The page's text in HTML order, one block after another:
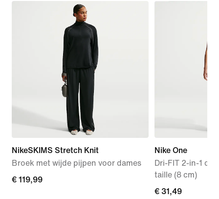
NikeSKIMS Stretch Knit
Broek met wijde pijpen voor dames
€ 119,99
€ 119,99
Nike One
Dri-FIT 2-in-1
taille (8 cm)
current
€ 31,49